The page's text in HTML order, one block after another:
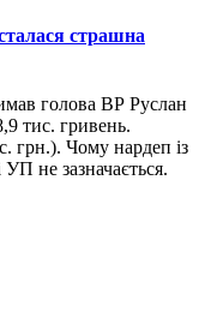
страшна
голова ВР Руслан
тис. гривень.
грн.). Чому нардеп із
не зазначається.